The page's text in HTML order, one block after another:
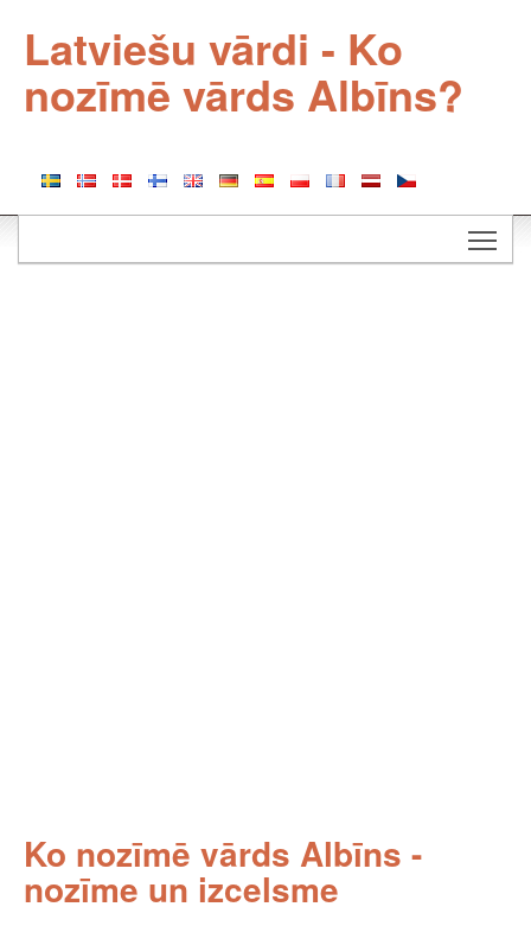
Latviešu vārdi - Ko
nozīmē vārds Albīns?
Ko nozīmē vārds Albīns -
nozīme un izcelsme